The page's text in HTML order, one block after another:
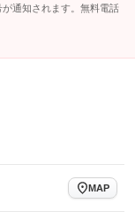
通知されます。無料電話
MAP